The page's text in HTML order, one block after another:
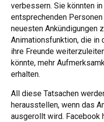
verbessern. Sie könnten
entsprechenden
neuesten Ankündigungen
Animationsfunktion, die in
ihre Freunde
könnte, mehr
erhalten.
All diese Tatsachen
herausstellen, wenn das
ausgerollt wird. Facebook